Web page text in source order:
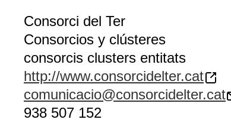
Consorci del Ter
Consorcios y clústeres
consorcis clusters entitats
http://www.consorcidelter.cat
comunicacio@consorcidelter.cat
938 507 152